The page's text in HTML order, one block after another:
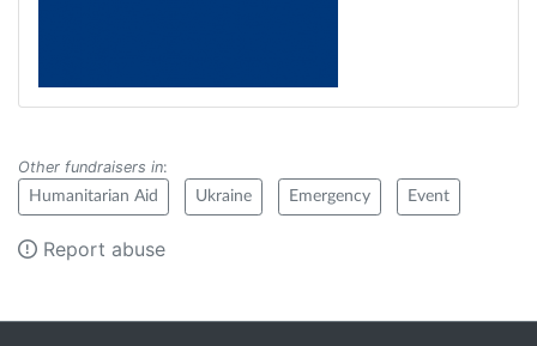
Other fundraisers in:
Humanitarian Aid Ukraine Emergency Event
Report abuse